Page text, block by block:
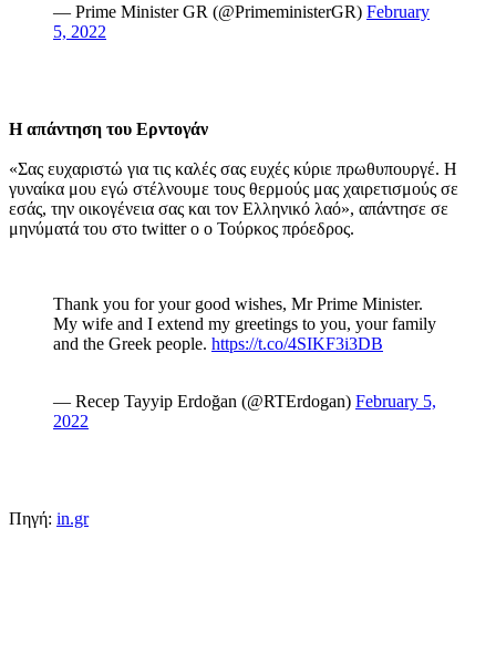
— Prime Minister GR (@PrimeministerGR) February
5, 2022
Η απάντηση του Ερντογάν
«Σας ευχαριστώ για τις καλές σας ευχές κύριε πρωθυπουργέ. Η
γυναίκα μου εγώ στέλνουμε τους θερμούς μας χαιρετισμούς σε
εσάς, την οικογένεια σας και τον Ελληνικό λαό», απάντησε σε
μηνύματά του στο twitter o ο Τούρκος πρόεδρος.
Thank you for your good wishes, Mr Prime Minister.
My wife and I extend my greetings to you, your family
and the Greek people. https://t.co/4SIKF3i3DB
— Recep Tayyip Erdoğan (@RTErdogan) February 5,
2022
Πηγή: in.gr